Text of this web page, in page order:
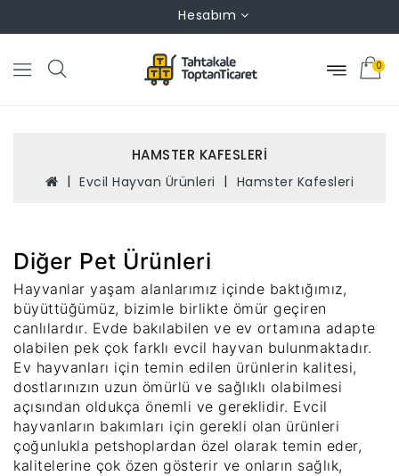
Hesabım
0
HAMSTER KAFESLERI
Evcil Hayvan Ürünleri Hamster Kafesleri
Diğer Pet Ürünleri
Hayvanlar yaşam alanlarımız içinde baktığımız,
büyüttüğümüz, bizimle birlikte ömür geçiren
canlılardır. Evde bakılabilen ve ev ortamına adapte
olabilen pek çok farklı evcil hayvan bulunmaktadır.
Ev hayvanları için temin edilen ürünlerin kalitesi,
dostlarınızın uzun ömürlü ve sağlıklı olabilmesi
açısından oldukça önemli ve gereklidir. Evcil
hayvanların bakımları için gerekli olan ürünleri
çoğunlukla petshoplardan özel olarak temin eder,
kalitelerine çok özen gösterir ve onların sağlık,